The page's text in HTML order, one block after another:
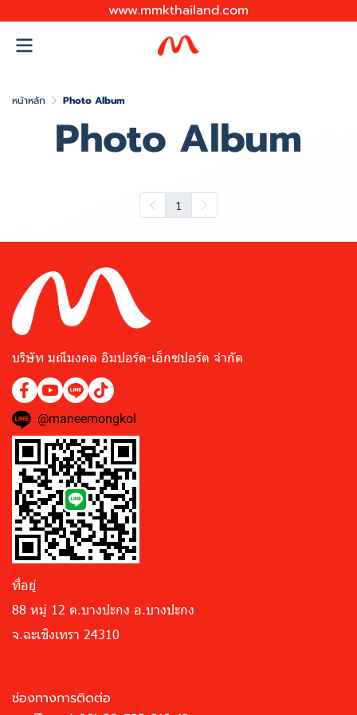
www.mmkthailand.com
หน้าหลัก Photo Album
Photo Album
1
บริษัท มณีมงคล อิมปอร์ต-เอ็กซปอร์ต จำกัด
@maneemongkol
ที่อยู่
88 หมู่ 12 ต.บางปะกง อ.บางปะกง
จ.ฉะเชิงเทรา 24310
ช่องทางการติดต่อ